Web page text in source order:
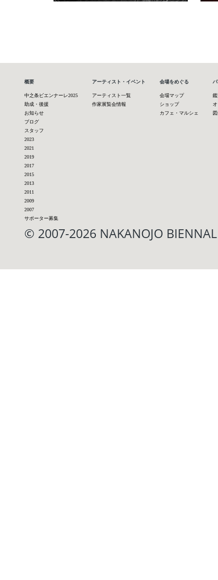
概要
中之条ビエンナーレ2025
助成・後援
お知らせ
ブログ
スタッフ
2023
2021
2019
2017
2015
2013
2011
2009
2007
サポーター募集
アーティスト・イベント
アーティスト一覧
作家展覧会情報
会場をめぐる
会場マップ
ショップ
カフェ・マルシェ
© 2007-2026 NAKANOJO